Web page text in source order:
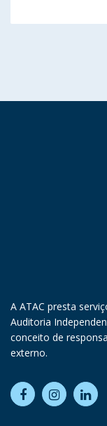
A ATAC presta
Auditoria
conceito de
externo.